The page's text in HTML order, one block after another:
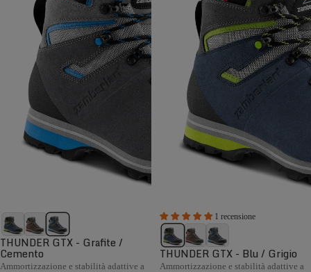
THUNDER GTX - Grafite /
Cemento
Ammortizzazione e stabilità adattive a
1 recensione
THUNDER GTX - Blu / Grigio
Ammortizzazione e stabilità adattive a